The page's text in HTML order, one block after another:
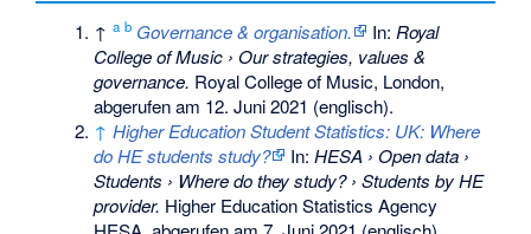
↑a b Governance & organisation. In: Royal
College of Music › Our strategies, values &
governance. Royal College of Music, London,
abgerufen am 12. Juni 2021 (englisch).
↑ Higher Education Student Statistics: UK: Where
do HE students study?
In:HESA › Open data ›
Students › Where do they study? › Students by HE
provider. Higher Education Statistics Agency